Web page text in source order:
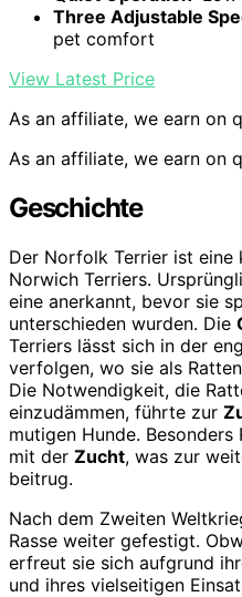
Three Adjustable
pet comfort
View Latest Price
As an affiliate, we earn on
As an affiliate, we earn on
Geschichte
Der Norfolk Terrier ist eine
Norwich Terriers.
eine anerkannt, bevor sie
unterschieden wurden. Die
Terriers lässt sich in der
verfolgen, wo sie als
Die Notwendigkeit, die
einzudämmen, führte zur
mutigen Hunde.
mit der Zucht, was zur
beitrug.
Nach dem Zweiten
Rasse weiter gefestigt.
erfreut sie sich aufgrund
und ihres vielseitigen